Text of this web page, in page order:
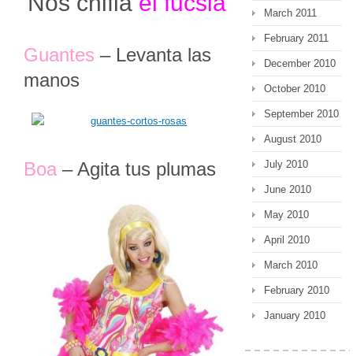
Guantes – Levanta las
manos
Boa – Agita tus plumas
March 2011
February 2011
December 2010
October 2010
September 2010
August 2010
July 2010
June 2010
May 2010
April 2010
March 2010
February 2010
January 2010